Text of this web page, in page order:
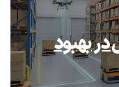
بهبود